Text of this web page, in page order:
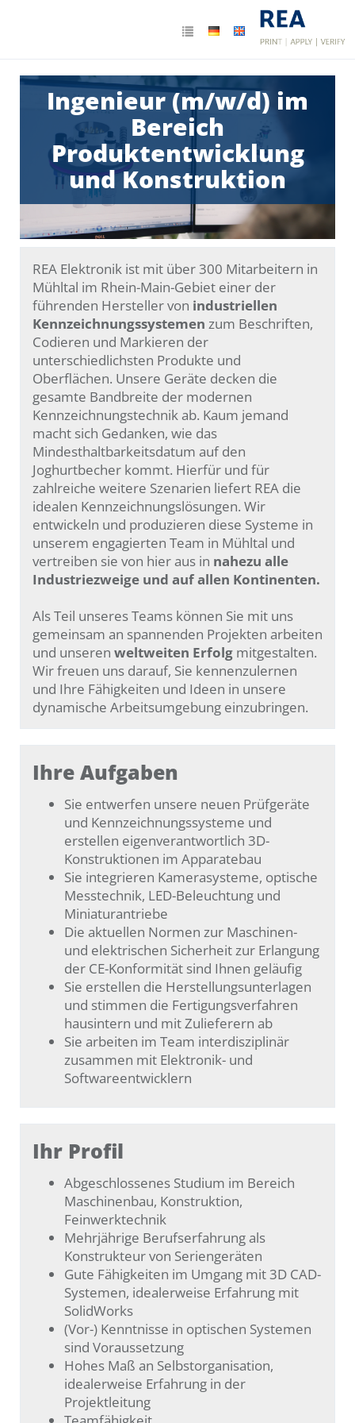
Ingenieur (m/w/d) im
Bereich
Produktentwicklung
und Konstruktion
REA Elektronik ist mit über 300 Mitarbeitern in
Mühltal im Rhein-Main-Gebiet einer der
führenden Hersteller von industriellen
Kennzeichnungssystemen zum Beschriften,
Codieren und Markieren der
unterschiedlichsten Produkte und
Oberflächen. Unsere Geräte decken die
gesamte Bandbreite der modernen
Kennzeichnungstechnik ab. Kaum jemand
macht sich Gedanken, wie das
Mindesthaltbarkeitsdatum auf den
Joghurtbecher kommt. Hierfür und für
zahlreiche weitere Szenarien liefert REA die
idealen Kennzeichnungslösungen. Wir
entwickeln und produzieren diese Systeme in
unserem engagierten Team in Mühltal und
vertreiben sie von hier aus in nahezu alle
Industriezweige und auf allen Kontinenten.
Als Teil unseres Teams können Sie mit uns
gemeinsam an spannenden Projekten arbeiten
und unseren weltweiten Erfolg mitgestalten.
Wir freuen uns darauf, Sie kennenzulernen
und Ihre Fähigkeiten und Ideen in unsere
dynamische Arbeitsumgebung einzubringen.
Ihre Aufgaben
Sie entwerfen unsere neuen Prüfgeräte
und Kennzeichnungssysteme und
erstellen eigenverantwortlich 3D-
Konstruktionen im Apparatebau
Sie integrieren Kamerasysteme, optische
Messtechnik, LED-Beleuchtung und
Miniaturantriebe
Die aktuellen Normen zur Maschinen-
und elektrischen Sicherheit zur Erlangung
der CE-Konformität sind Ihnen geläufig
Sie erstellen die Herstellungsunterlagen
und stimmen die Fertigungsverfahren
hausintern und mit Zulieferern ab
Sie arbeiten im Team interdisziplinär
zusammen mit Elektronik- und
Softwareentwicklern
Ihr Profil
Abgeschlossenes Studium im Bereich
Maschinenbau, Konstruktion,
Feinwerktechnik
Mehrjährige Berufserfahrung als
Konstrukteur von Seriengeräten
Gute Fähigkeiten im Umgang mit 3D CAD-
Systemen, idealerweise Erfahrung mit
SolidWorks
(Vor-) Kenntnisse in optischen Systemen
sind Voraussetzung
Hohes Maß an Selbstorganisation,
idealerweise Erfahrung in der
Projektleitung